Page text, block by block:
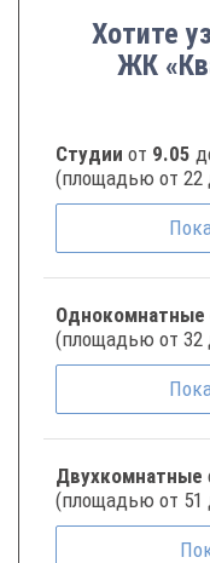
Хотите
ЖК
Студии от 9.05
(площадью от 22
Однокомнатные
(площадью от 32
Двухкомнатные
(площадью от 51